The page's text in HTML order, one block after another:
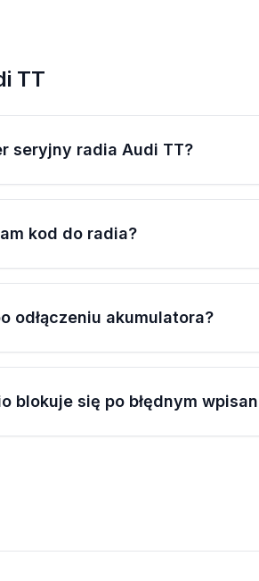
TT
seryjny radia Audi TT?
kod do radia?
odłączeniu akumulatora?
blokuje się po błędnym